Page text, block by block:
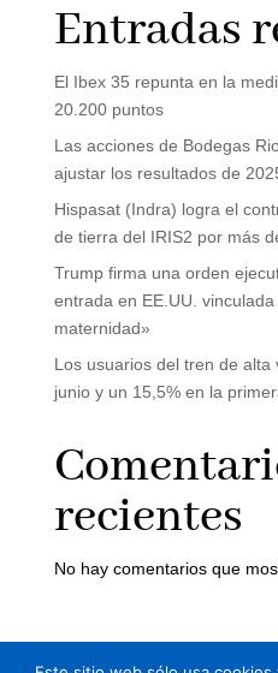
Entradas
El Ibex 35 repunta en la
20.200 puntos
Las acciones de Bodegas
ajustar los resultados de
Hispasat (Indra) logra el
de tierra del IRIS2 por más
Trump firma una orden
entrada en EE.UU.
maternidad»
Los usuarios del tren de
junio y un 15,5% en la
recientes
No hay comentarios que